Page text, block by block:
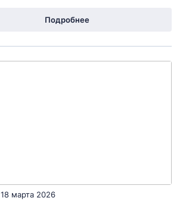
Подробнее
18 марта 2026